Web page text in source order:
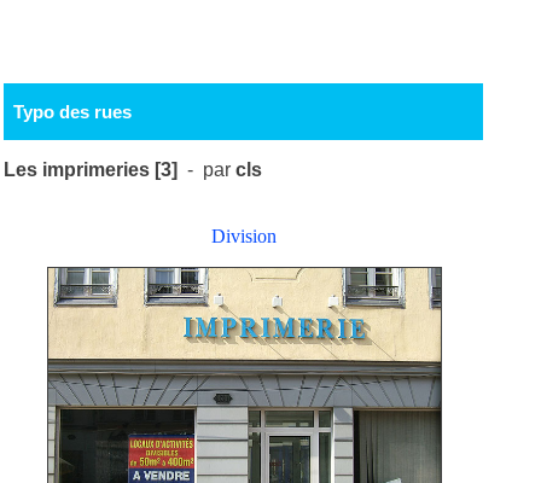
Typo des rues
Les imprimeries [3] - parcls
Division